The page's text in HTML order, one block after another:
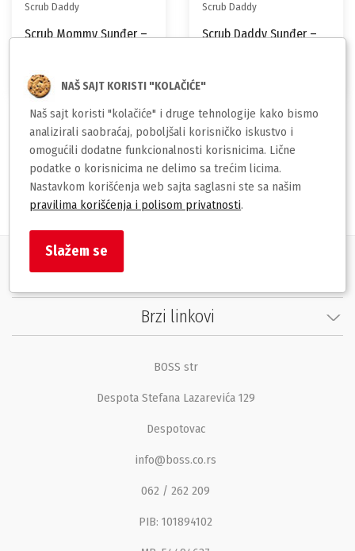
Scrub Daddy
Scrub Mommy Sunđer –
Višenamensko Čišćenje
bez Ogrebotina
440,00
Scrub Daddy
Scrub Daddy Sunđer –
1
Brzi linkovi
BOSS str
Despota Stefana Lazarevića 129
Despotovac
info@boss.co.rs
062 / 262 209
PIB: 101894102
NAŠ SAJT KORISTI "KOLAČIĆE"
Naš sajt koristi "kolačiće" i druge tehnologije kako bismo
analizirali saobraćaj, poboljšali korisničko iskustvo i
omogućili dodatne funkcionalnosti korisnicima. Lične
podatke o korisnicima ne delimo sa trećim licima.
Nastavkom korišćenja web sajta saglasni ste sa našim
pravilima korišćenja i polisom privatnosti.
Slažem se